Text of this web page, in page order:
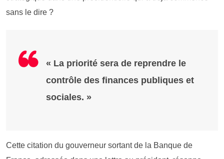
sans le dire ?
« La priorité sera de reprendre le
contrôle des finances publiques et
sociales. »
Cette citation du gouverneur sortant de la Banque de